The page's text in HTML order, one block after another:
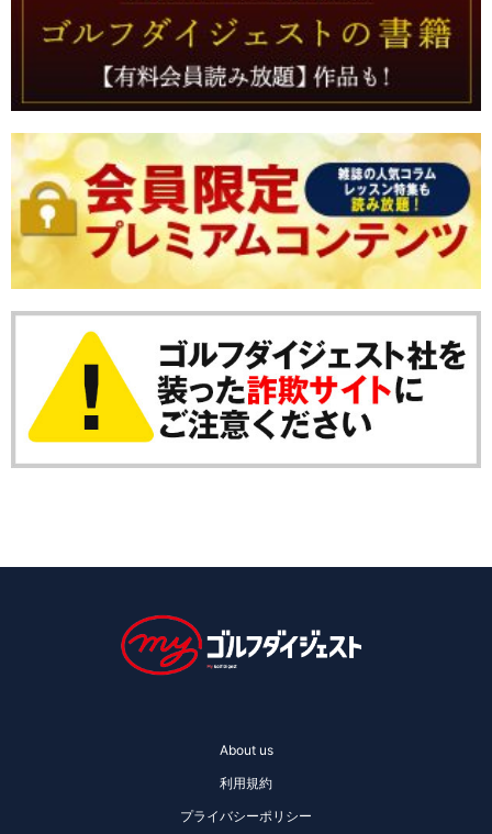
About us
利用規約
プライバシーポリシー